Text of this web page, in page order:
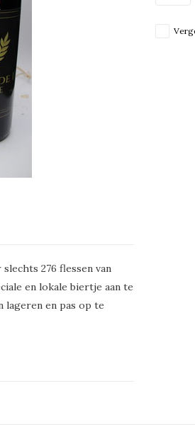
276 flessen van
en lokale biertje aan te
lageren en pas op te